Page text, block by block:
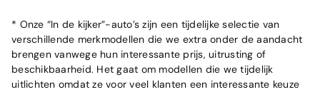
* Onze “In de kijker”-auto’s zijn een tijdelijke selectie van
verschillende merkmodellen die we extra onder de aandacht
brengen vanwege hun interessante prijs, uitrusting of
beschikbaarheid. Het gaat om modellen die we tijdelijk
uitlichten omdat ze voor veel klanten een interessante keuze